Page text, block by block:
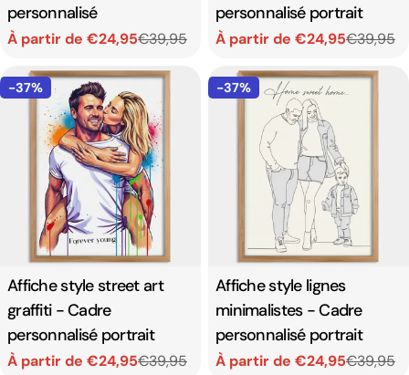
personnalisé
Prix
de
vente
À partir de €24,95
Prix
habituel
€39,95
personnalisé portrait
Prix
de
À partir de €24,95
Prix
habituel
€39,95
-37%
Affiche style street art
graffiti - Cadre
personnalisé portrait
Prix
À partir de €24,95
Prix
€39,95
-37%
Affiche style lignes
minimalistes - Cadre
personnalisé portrait
Prix
À partir de €24,95
Prix
€39,95